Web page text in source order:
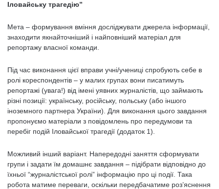
Іловайську трагедію”
Мета – формування вміння досліджувати джерела інформації,
знаходити якнайточніший і найповніший матеріал для
репортажу власної команди.
Під час виконання цієї вправи учні/учениці спробують себе в
ролі кореспондентів – у малих групах вони писатимуть
репортажі (увага!) від імені уявних журналістів, що займають
різні позиції: українську, російську, польську (або іншого
іноземного партнера України). Для виконання цього завдання
пропонуємо матеріали з повідомлень про передумови та
перебіг подій Іловайської трагедії (додаток 1).
Можливий інший варіант. Напередодні заняття сформувати
групи і задати їм домашнє завдання – підібрати відповідно до
їхньої “журналістської ролі” інформацію про ці події. Така
робота матиме переваги, оскільки передбачатиме роз’яснення